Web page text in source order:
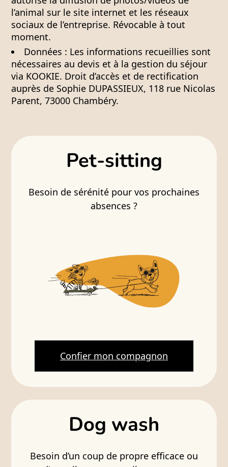
l’animal sur le site internet et les réseaux
sociaux de l’entreprise. Révocable à tout
moment.
Données : Les informations recueillies sont
nécessaires au devis et à la gestion du séjour
via KOOKIE. Droit d’accès et de rectification
auprès de Sophie DUPASSIEUX, 118 rue Nicolas
Parent, 73000 Chambéry.
Pet-sitting
Besoin de sérénité pour vos prochaines
absences ?
Confier mon compagnon
Dog wash
Besoin d’un coup de propre efficace ou